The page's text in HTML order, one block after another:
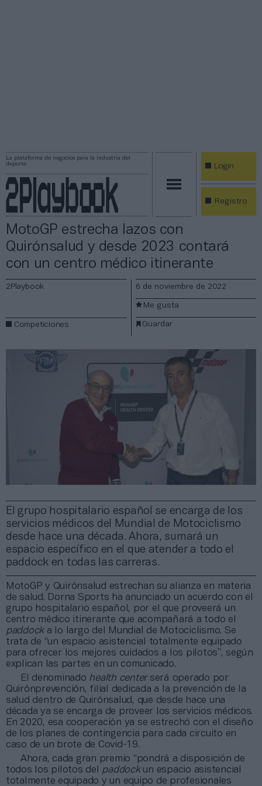
La plataforma de negocios para la industria del
deporte
Login
Registro
MotoGP estrecha lazos con
Quirónsalud y desde 2023 contará
con un centro médico itinerante
El grupo hospitalario español se encarga de los
servicios médicos del Mundial de Motociclismo
desde hace una década. Ahora, sumará un
espacio específico en el que atender a todo el
paddock en todas las carreras.
2Playbook
Competiciones
6 de noviembre de 2022
Guardar
Me gusta
MotoGP y Quirónsalud estrechan su alianza en materia
de salud. Dorna Sports ha anunciado un acuerdo con el
grupo hospitalario español, por el que proveerá un
centro médico itinerante que acompañará a todo el
paddocka lo largo del Mundial de Motociclismo. Se
trata de “un espacio asistencial totalmente equipado
para ofrecer los mejores cuidados a los pilotos”, según
explican las partes en un comunicado.
El denominado health centerserá operado por
Quirónprevención, filial dedicada a la prevención de la
salud dentro de Quirónsalud, que desde hace una
década ya se encarga de proveer los servicios médicos.
En 2020, esa cooperación ya se estrechó con el diseño
de los planes de contingencia para cada circuito en
caso de un brote de Covid-19.
Ahora, cada gran premio “pondrá a disposición de
todos los pilotos del
paddockun espacio asistencial
totalmente equipado y un equipo de profesionales